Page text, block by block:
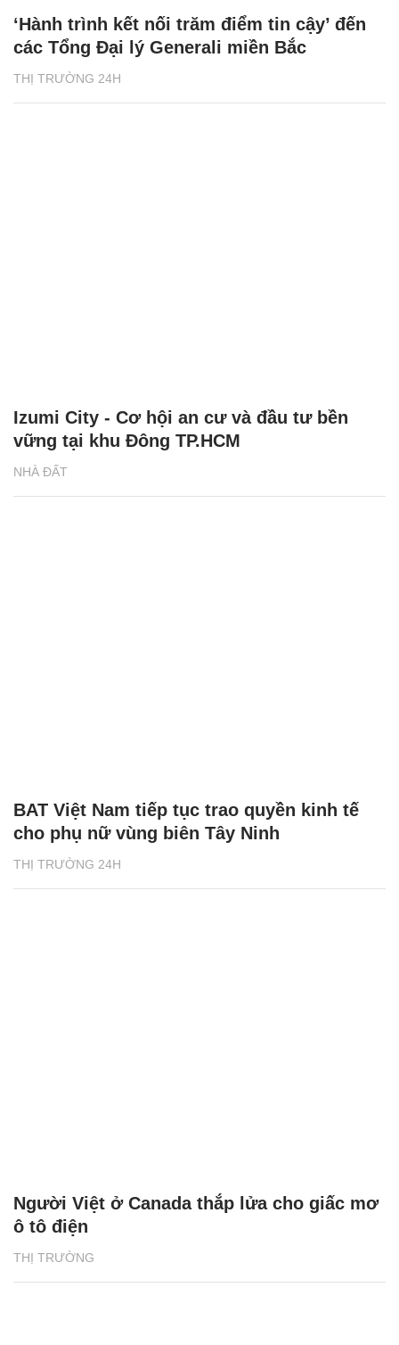
THỊ TRƯỜNG 24H
‘Hành trình kết nối trăm điểm tin cậy’ đến
các Tổng Đại lý Generali miền Bắc
NHÀ ĐẤT
Izumi City - Cơ hội an cư và đầu tư bền
vững tại khu Đông TP.HCM
THỊ TRƯỜNG 24H
BAT Việt Nam tiếp tục trao quyền kinh tế
cho phụ nữ vùng biên Tây Ninh
THỊ TRƯỜNG
Người Việt ở Canada thắp lửa cho giấc mơ
ô tô điện